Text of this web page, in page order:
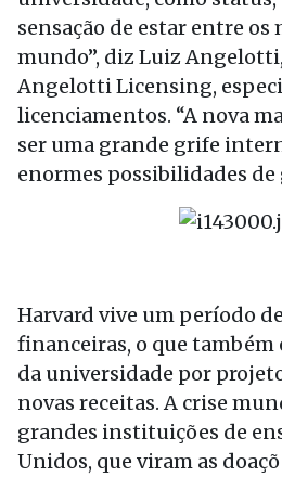
sensação de estar entre os
mundo”, diz Luiz
Angelotti Licensing,
licenciamentos. “A nova
ser uma grande grife
enormes possibilidades de
Harvard vive um período
financeiras, o que também
da universidade por
novas receitas. A crise
grandes instituições de
Unidos, que viram as